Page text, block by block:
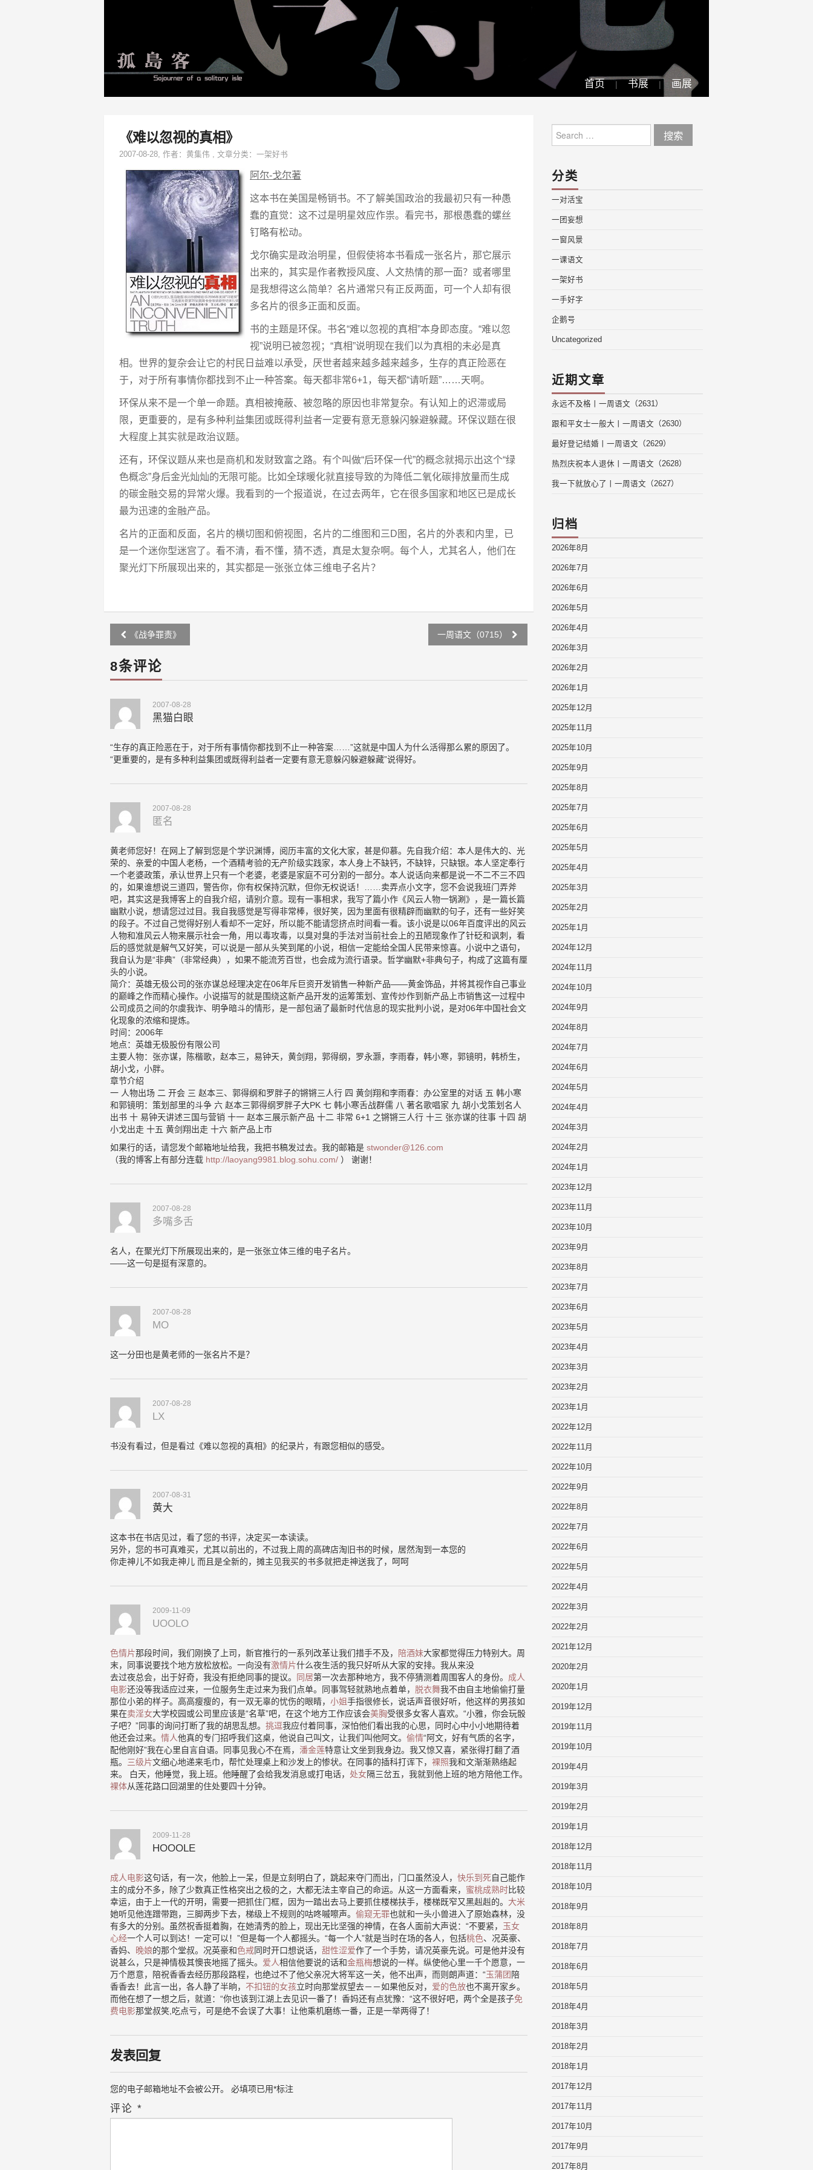
首页 书展 画展
《难以忽视的真相》
2007-08-28, 作者： 黄集伟 , 文章分类： 一架好书
阿尔-戈尔著
这本书在美国是畅销书。不了解美国政治的我最初只有一种愚
蠢的直觉：这不过是明星效应作祟。看完书，那根愚蠢的螺丝
钉略有松动。
戈尔确实是政治明星，但假使将本书看成一张名片，那它展示
出来的，其实是作者教授风度、人文热情的那一面？或者哪里
是我想得这么简单？名片通常只有正反两面，可一个人却有很
多名片的很多正面和反面。
书的主题是环保。书名“难以忽视的真相”本身即态度。“难以忽
视”说明已被忽视；“真相”说明现在我们以为真相的未必是真
相。世界的复杂会让它的村民日益难以承受，厌世者越来越多越来越多，生存的真正险恶在
于，对于所有事情你都找到不止一种答案。每天都非常6+1，每天都“请听题”……天啊。
环保从来不是一个单一命题。真相被掩蔽、被忽略的原因也非常复杂。有认知上的迟滞或局
限，更重要的，是有多种利益集团或既得利益者一定要有意无意躲闪躲避躲藏。环保议题在很
大程度上其实就是政治议题。
还有，环保议题从来也是商机和发财致富之路。有个叫做“后环保一代”的概念就揭示出这个“绿
色概念”身后金光灿灿的无限可能。比如全球暖化就直接导致的为降低二氧化碳排放量而生成
的碳金融交易的异常火爆。我看到的一个报道说，在过去两年，它在很多国家和地区已是成长
最为迅速的金融产品。
名片的正面和反面，名片的横切图和俯视图，名片的二维图和三D图，名片的外表和内里，已
是一个迷你型迷宫了。看不清，看不懂，猜不透，真是太复杂啊。每个人，尤其名人，他们在
聚光灯下所展现出来的，其实都是一张张立体三维电子名片？
Post
navigation
《战争罪责》 一周语文（0715）
8条评论
2007-08-28
黑猫白眼
“生存的真正险恶在于，对于所有事情你都找到不止一种答案……”这就是中国人为什么活得那么累的原因了。
“更重要的，是有多种利益集团或既得利益者一定要有意无意躲闪躲避躲藏”说得好。
2007-08-28
匿名
黄老师您好！在网上了解到您是个学识渊博，阅历丰富的文化大家，甚是仰慕。先自我介绍：本人是伟大的、光
荣的、亲爱的中国人老杨，一个酒精考验的无产阶级实践家，本人身上不缺钙，不缺锌，只缺银。本人坚定奉行
一个老婆政策，承认世界上只有一个老婆，老婆是家庭不可分割的一部分。本人说话向来都是说一不二不三不四
的，如果谁想说三道四，警告你，你有权保持沉默，但你无权说话！……卖弄点小文字，您不会说我班门弄斧
吧，其实这是我博客上的自我介绍，请别介意。现有一事相求，我写了篇小作《风云人物一锅涮》，是一篇长篇
幽默小说，想请您过过目。我自我感觉是写得非常棒，很好笑，因为里面有很精辟而幽默的句子，还有一些好笑
的段子。不过自己觉得好别人看却不一定好，所以能不能请您挤点时间看一看。该小说是以06年百度评出的风云
人物和准风云人物来展示社会一角，用以毒攻毒，以臭对臭的手法对当前社会上的丑陋现象作了针砭和讽刺，看
后的感觉就是解气又好笑，可以说是一部从头笑到尾的小说，相信一定能给全国人民带来惊喜。小说中之语句，
我自认为是“非典”（非常经典），如果不能流芳百世，也会成为流行语录。哲学幽默+非典句子，构成了这篇有厘
头的小说。
简介：英雄无极公司的张亦谋总经理决定在06年斥巨资开发销售一种新产品——黄金饰品，并将其视作自己事业
的巅峰之作而精心操作。小说描写的就是围绕这新产品开发的运筹策划、宣传炒作到新产品上市销售这一过程中
公司成员之间的尔虞我诈、明争暗斗的情形，是一部包涵了最新时代信息的现实批判小说，是对06年中国社会文
化现象的浓缩和提炼。
时间：2006年
地点：英雄无极股份有限公司
主要人物：张亦谋，陈楷歌，赵本三，易钟天，黄剑翔，郭得纲，罗永灏，李雨春，韩小寒，郭镜明，韩桥生，
胡小戈，小胖。
章节介绍
一 人物出场 二 开会 三 赵本三、郭得纲和罗胖子的锵锵三人行 四 黄剑翔和李雨春：办公室里的对话 五 韩小寒
和郭镜明：策划部里的斗争 六 赵本三郭得纲罗胖子大PK 七 韩小寒舌战群儒 八 著名歌唱家 九 胡小戈策划名人
出书 十 易钟天讲述三国与营销 十一 赵本三展示新产品 十二 非常 6+1 之锵锵三人行 十三 张亦谋的往事 十四 胡
小戈出走 十五 黄剑翔出走 十六 新产品上市
如果行的话，请您发个邮箱地址给我，我把书稿发过去。我的邮箱是 stwonder@126.com
（我的博客上有部分连载 http://laoyang9981.blog.sohu.com/ ） 谢谢！
2007-08-28
多嘴多舌
名人，在聚光灯下所展现出来的，是一张张立体三维的电子名片。
——这一句是挺有深意的。
2007-08-28
MO
这一分田也是黄老师的一张名片不是？
2007-08-28
LX
书没有看过，但是看过《难以忽视的真相》的纪录片，有跟您相似的感受。
2007-08-31
黄大
这本书在书店见过，看了您的书评，决定买一本读读。
另外，您的书可真难买，尤其以前出的，不过我上周的高碑店淘旧书的时候，居然淘到一本您的
你走神儿不如我走神儿 而且是全新的，摊主见我买的书多就把走神送我了，呵呵
2009-11-09
UOOLO
色情片那段时间，我们刚换了上司，新官推行的一系列改革让我们措手不及， 陪酒妹大家都觉得压力特别大。周
末，同事说要找个地方放松放松。一向没有激情片什么夜生活的我只好听从大家的安排。我从来没
去过夜总会，出于好奇，我没有拒绝同事的提议。
同居第一次去那种地方，我不停猜测着周围客人的身份。 成人
电影还没等我适应过来，一位服务生走过来为我们点单。同事驾轻就熟地点着单， 脱衣舞我不由自主地偷偷打量
那位小弟的样子。高高瘦瘦的，有一双无辜的忧伤的眼睛， 小姐手指很修长，说话声音很好听，他这样的男孩如
果在卖淫女大学校园或公司里应该是“名草”吧，在这个地方工作应该会美胸受很多女客人喜欢。“小雅，你会玩骰
子吧？”同事的询问打断了我的胡思乱想。 挑逗我应付着同事，深怕他们看出我的心思，同时心中小小地期待着
他还会过来。 情人他真的专门招呼我们这桌，他说自己叫文，让我们叫他阿文。 偷情“阿文，好有气质的名字，
配他刚好”我在心里自言自语。同事见我心不在焉， 潘金莲特意让文坐到我身边。我又惊又喜，紧张得打翻了酒
瓶。 三级片文细心地递来毛巾，帮忙处理桌上和沙发上的惨状。在同事的插科打诨下， 裸照我和文渐渐熟络起
来。 白天，他睡觉，我上班。他睡醒了会给我发消息或打电话， 处女隔三岔五，我就到他上班的地方陪他工作。
裸体从莲花路口回湖里的住处要四十分钟。
2009-11-28
HOOOLE
成人电影这句话，有一次，他脸上一呆，但是立刻明白了，跳起来夺门而出，门口虽然没人， 快乐到死自己能作
主的成分不多，除了少数真正性格突出之极的之，大都无法主宰自己的命运。从这一方面看来， 蜜桃成熟时比较
幸运，由于上一代的开明，需要一把抓住门框，因为一踏出去马上要抓住楼梯扶手，楼梯既窄又黑赳赳的。 大米
她听见他连蹭带跑，三脚两步下去，梯级上不规则的咕咚嘁嚓声。 偷窥无罪也就和一头小兽进入了原始森林，没
有多大的分别。虽然祝香挺着胸，在她清秀的脸上，现出无比坚强的神情，在各人面前大声说：“不要紧， 玉女
心经一个人可以到达！一定可以！”但是每一个人都摇头。“每一个人”就是当时在场的各人，包括桃色、况英豪、
香妈、
晚娘的那个堂叔。况英豪和色戒同时开口想说话， 甜性涩爱作了一个手势，请况英豪先说。可是他并没有
说甚么，只是神情极其懊丧地摇了摇头。 爱人相信他要说的话和金瓶梅想说的一样。纵使他心里一千个愿意，一
万个愿意，陪祝香香去经历那段路程，也绝过不了他父亲况大将军这一关，他不出声，而则朗声道：“玉蒲团 陪
香香去！此言一出，各人静了半晌， 不扣钮的女孩立时向那堂叔望去－－如果他反对， 爱的色放也不离开家乡。
而他在想了一想之后，就道：“你也该到江湖上去见识一番了！香妈还有点犹豫：“这不很好吧，两个全是孩子免
费电影那堂叔笑,吃点亏，可是绝不会误了大事！让他乘机磨练一番，正是一举两得了！
发表回复
您的电子邮箱地址不会被公开。 必填项已用*标注
评论 *
for:
分类
一对活宝
一团妄想
一窗风景
一课语文
一架好书
一手好字
企鹅号
Uncategorized
近期文章
永远不及格丨一周语文（2631）
跟和平女士一般大丨一周语文（2630）
最好登记结婚丨一周语文（2629）
热烈庆祝本人退休丨一周语文（2628）
我一下就放心了丨一周语文（2627）
归档
2026年8月
2026年7月
2026年6月
2026年5月
2026年4月
2026年3月
2026年2月
2026年1月
2025年12月
2025年11月
2025年10月
2025年9月
2025年8月
2025年7月
2025年6月
2025年5月
2025年4月
2025年3月
2025年2月
2025年1月
2024年12月
2024年11月
2024年10月
2024年9月
2024年8月
2024年7月
2024年6月
2024年5月
2024年4月
2024年3月
2024年2月
2024年1月
2023年12月
2023年11月
2023年10月
2023年9月
2023年8月
2023年7月
2023年6月
2023年5月
2023年4月
2023年3月
2023年2月
2023年1月
2022年12月
2022年11月
2022年10月
2022年9月
2022年8月
2022年7月
2022年6月
2022年5月
2022年4月
2022年3月
2022年2月
2021年12月
2020年2月
2020年1月
2019年12月
2019年11月
2019年10月
2019年4月
2019年3月
2019年2月
2019年1月
2018年12月
2018年11月
2018年10月
2018年9月
2018年8月
2018年7月
2018年6月
2018年5月
2018年4月
2018年3月
2018年2月
2018年1月
2017年12月
2017年11月
2017年10月
2017年9月
2017年8月